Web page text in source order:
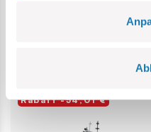
In den Warenkorb
Rabatt -54,01 €